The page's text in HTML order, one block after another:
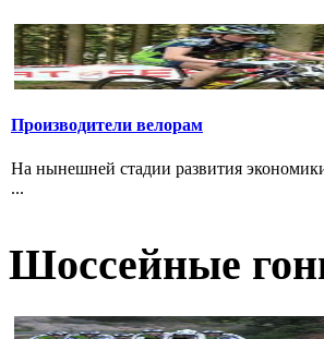
Производители велорам
На нынешней стадии развития
...
Шоссейные